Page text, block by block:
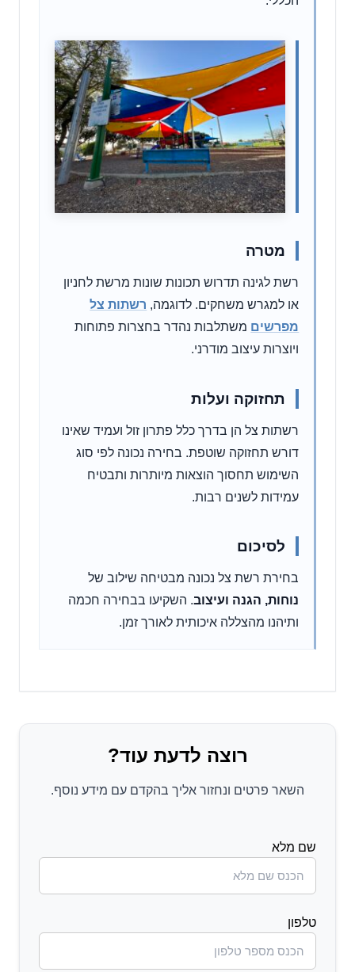
מטרה
רשת לגינה תדרוש תכונות שונות מרשת לחניון
או למגרש משחקים. לדוגמה, רשתות צל
מפרשים משתלבות נהדר בחצרות פתוחות
ויוצרות עיצוב מודרני.
תחזוקה ועלות
רשתות צל הן בדרך כלל פתרון זול ועמיד שאינו
דורש תחזוקה שוטפת. בחירה נכונה לפי סוג
השימוש תחסוך הוצאות מיותרות ותבטיח
עמידות לשנים רבות.
לסיכום
בחירת רשת צל נכונה מבטיחה שילוב של
נוחות, הגנה ועיצוב. השקיעו בבחירה חכמה
ותיהנו מהצללה איכותית לאורך זמן.
רוצה לדעת עוד?
השאר פרטים ונחזור אליך בהקדם עם מידע נוסף.
שם מלא
טלפון